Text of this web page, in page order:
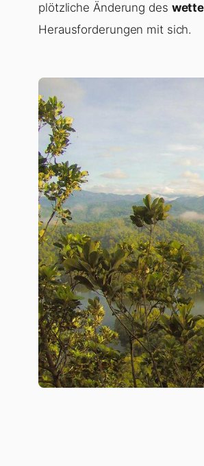
plötzliche Änderung des
Herausforderungen mit sich.